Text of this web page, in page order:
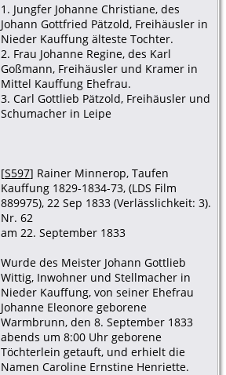
1. Jungfer Johanne Christiane, des
Johann Gottfried Pätzold, Freihäusler in
Nieder Kauffung älteste Tochter.
2. Frau Johanne Regine, des Karl
Goßmann, Freihäusler und Kramer in
Mittel Kauffung Ehefrau.
3. Carl Gottlieb Pätzold, Freihäusler und
Schumacher in Leipe
[S597] Rainer Minnerop, Taufen
Kauffung 1829-1834-73, (LDS Film
889975), 22 Sep 1833 (Verlässlichkeit: 3).
Nr. 62
am 22. September 1833
Wurde des Meister Johann Gottlieb
Wittig, Inwohner und Stellmacher in
Nieder Kauffung, von seiner Ehefrau
Johanne Eleonore geborene
Warmbrunn, den 8. September 1833
abends um 8:00 Uhr geborene
Töchterlein getauft, und erhielt die
Namen Caroline Ernstine Henriette.